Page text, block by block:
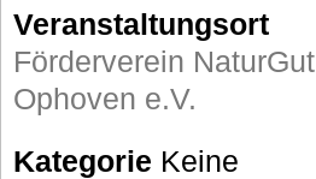
Veranstaltungsort
Förderverein NaturGut
Ophoven e.V.
Kategorie Keine